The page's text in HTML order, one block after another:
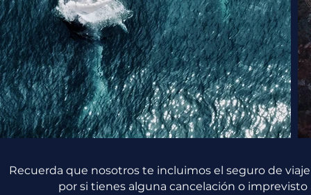
Recuerda que nosotros te incluimos el seguro de
por si tienes alguna cancelación o